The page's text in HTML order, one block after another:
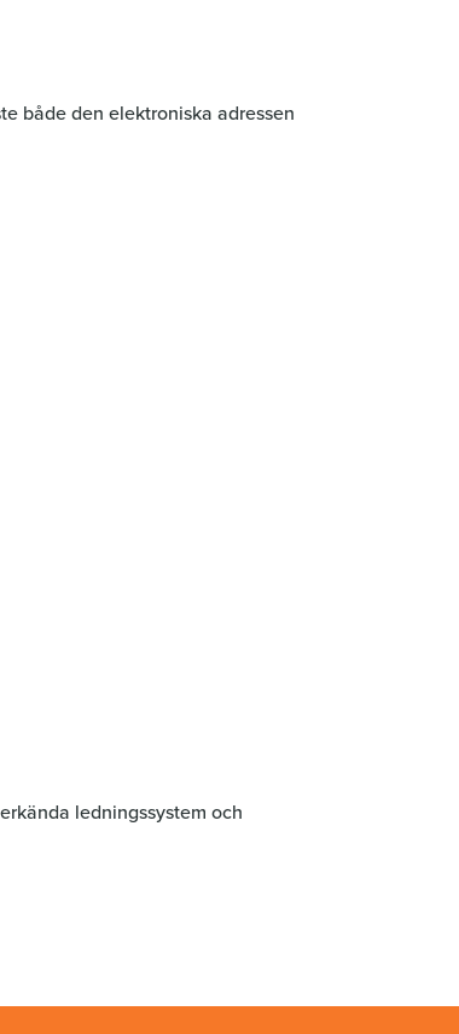
både den elektroniska adressen
ledningssystem och